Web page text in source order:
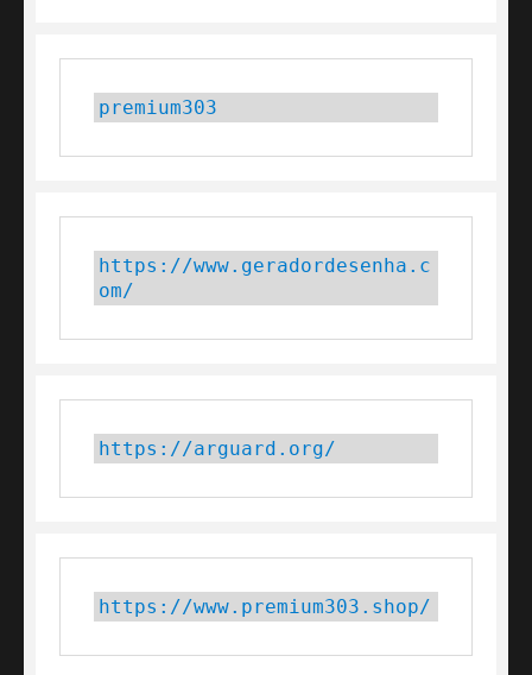
premium303
https://www.geradordesenha.c
om/
https://arguard.org/
https://www.premium303.shop/